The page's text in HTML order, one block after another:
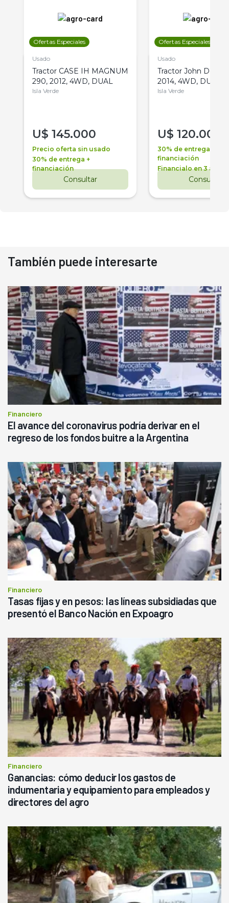
Ofertas Especiales
Usado
Tractor CASE IH MAGNUM
290, 2012, 4WD, DUAL
Isla Verde
U$ 145.000
Precio oferta sin usado
30% de entrega +
financiación
Consultar
Ofertas Especiales
Usado
Tractor John Deere
2014, 4WD, DUAL
Isla Verde
U$ 120.000
30% de entrega +
financiación
Financialo en 3 años
Consultar
También puede interesarte
Financiero
El avance del coronavirus podría derivar en el
regreso de los fondos buitre a la Argentina
Financiero
Tasas fijas y en pesos: las líneas subsidiadas que
presentó el Banco Nación en Expoagro
Financiero
Ganancias: cómo deducir los gastos de
indumentaria y equipamiento para empleados y
directores del agro